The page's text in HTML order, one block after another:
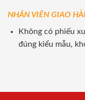
NHÂN VIÊN GIAO
Không có phiếu
đúng kiểu mẫu,